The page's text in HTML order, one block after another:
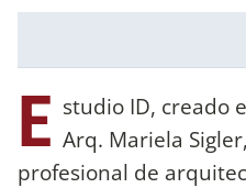
E studio ID, creado
Arq. Mariela
profesional de